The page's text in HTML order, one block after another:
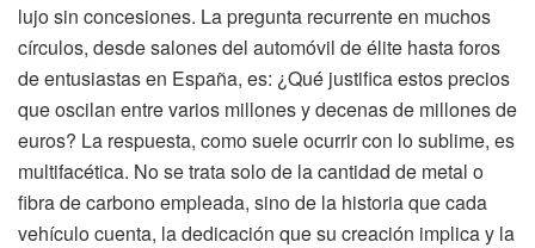
lujo sin concesiones. La pregunta recurrente en muchos
círculos, desde salones del automóvil de élite hasta foros
de entusiastas en España, es: ¿Qué justifica estos precios
que oscilan entre varios millones y decenas de millones de
euros? La respuesta, como suele ocurrir con lo sublime, es
multifacética. No se trata solo de la cantidad de metal o
fibra de carbono empleada, sino de la historia que cada
vehículo cuenta, la dedicación que su creación implica y la